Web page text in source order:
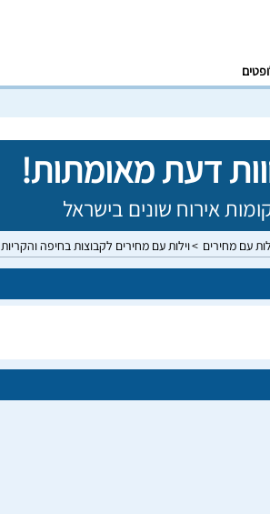
עם מחירים וילות עם מחירים לקבוצות בחיפה והקריות